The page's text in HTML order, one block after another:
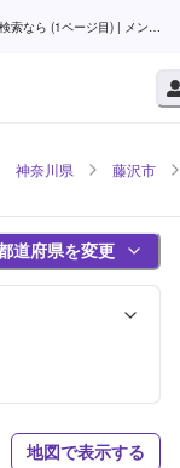
索なら (1ページ目) | メンテ
神奈川県 藤沢市
道府県を変更
地図で表示する